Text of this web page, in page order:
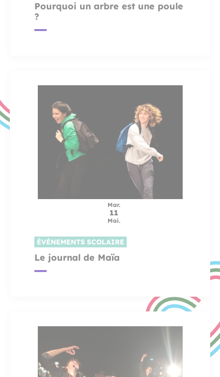
Pourquoi un arbre est une poule
?
Mar.
11
Mai.
ÉVÈNEMENTS SCOLAIRE
Le journal de Maïa